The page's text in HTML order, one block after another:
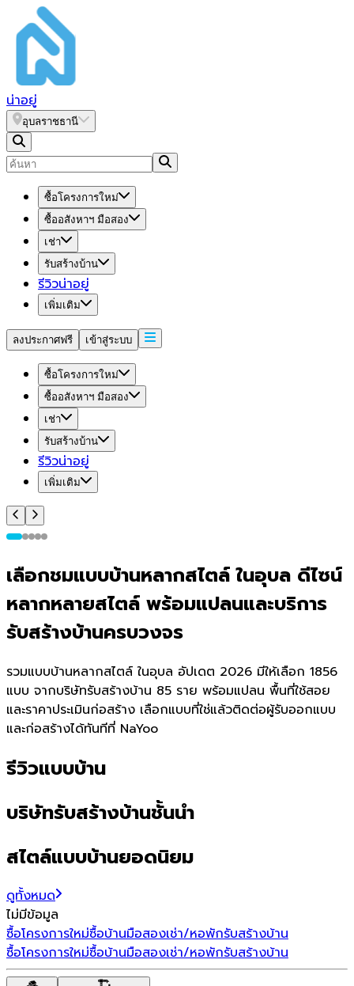
น่าอยู่
อุบลราชธานี
ซื้อโครงการใหม่
ซื้ออสังหาฯ มือสอง
เช่า
รับสร้างบ้าน
รีวิวน่าอยู่
เพิ่มเติม
ลงประกาศฟรี เข้าสู่ระบบ
ซื้อโครงการใหม่
ซื้ออสังหาฯ มือสอง
เช่า
รับสร้างบ้าน
รีวิวน่าอยู่
เพิ่มเติม
เลือกชมแบบบ้านหลากสไตล์ ในอุบล ดีไซน์
หลากหลายสไตล์ พร้อมแปลนและบริการ
รับสร้างบ้านครบวงจร
รวมแบบบ้านหลากสไตล์ ในอุบล อัปเดต 2026 มีให้เลือก 1856
แบบ จากบริษัทรับสร้างบ้าน 85 ราย พร้อมแปลน พื้นที่ใช้สอย
และราคาประเมินก่อสร้าง เลือกแบบที่ใช่แล้วติดต่อผู้รับออกแบบ
และก่อสร้างได้ทันทีที่ NaYoo
รีวิวแบบบ้าน
บริษัทรับสร้างบ้านชั้นนำ
สไตล์แบบบ้านยอดนิยม
ดูทั้งหมด
ไม่มีข้อมูล
ซื้อโครงการใหม่ซื้อบ้านมือสองเช่า/หอพักรับสร้างบ้าน
ซื้อโครงการใหม่ซื้อบ้านมือสองเช่า/หอพักรับสร้างบ้าน